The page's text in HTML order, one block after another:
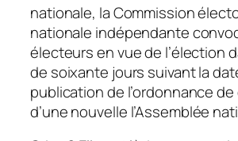
nationale, la Commission
nationale indépendante
électeurs en vue de l’élection
de soixante jours suivant la
publication de l’ordonnance
d’une nouvelle l’Assemblée